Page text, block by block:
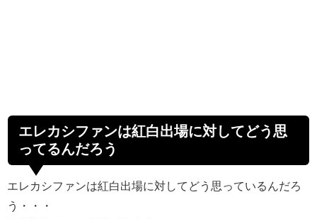
エレカシファンは紅白出場に対してどう思
ってるんだろう
エレカシファンは紅白出場に対してどう思っているんだろ
う・・・